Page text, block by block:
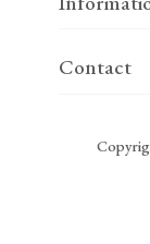
Contact